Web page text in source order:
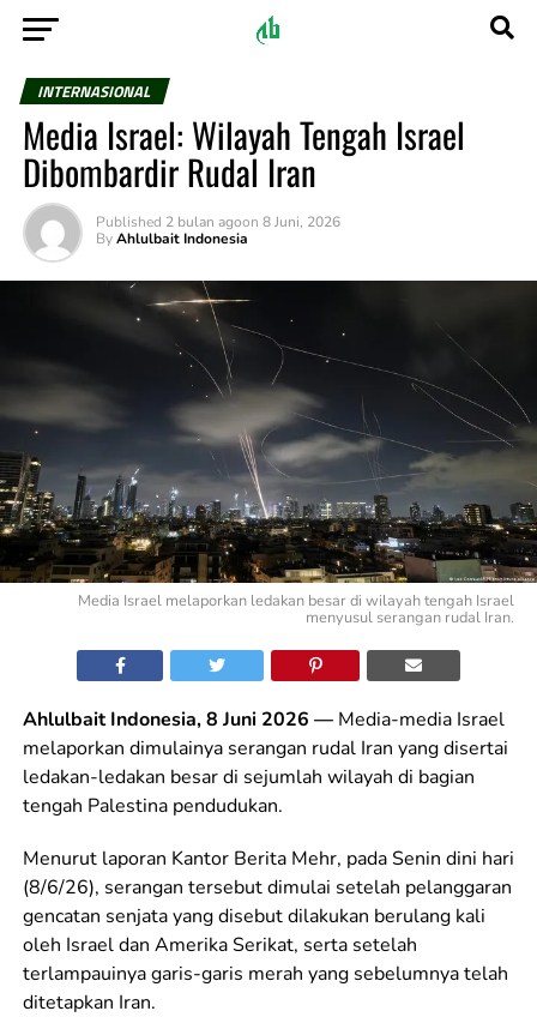
INTERNASIONAL
Media Israel: Wilayah Tengah Israel
Dibombardir Rudal Iran
Published 2 bulan agoon 8 Juni, 2026
By Ahlulbait Indonesia
Media Israel melaporkan ledakan besar di wilayah tengah Israel
menyusul serangan rudal Iran.
Ahlulbait Indonesia, 8 Juni 2026 —Media-media Israel
melaporkan dimulainya serangan rudal Iran yang disertai
ledakan-ledakan besar di sejumlah wilayah di bagian
tengah Palestina pendudukan.
Menurut laporan Kantor Berita Mehr, pada Senin dini hari
(8/6/26), serangan tersebut dimulai setelah pelanggaran
gencatan senjata yang disebut dilakukan berulang kali
oleh Israel dan Amerika Serikat, serta setelah
terlampauinya garis-garis merah yang sebelumnya telah
ditetapkan Iran.